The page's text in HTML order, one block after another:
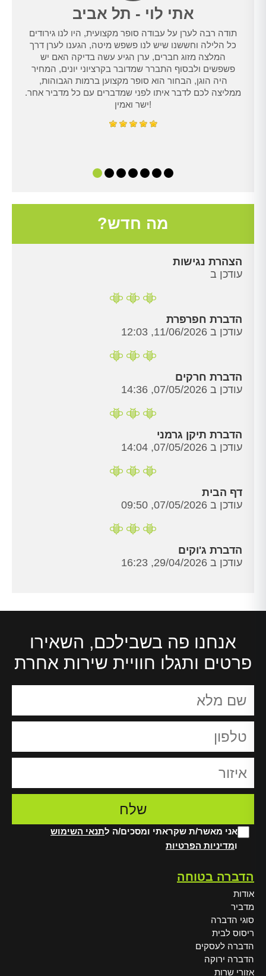
אתי לוי - תל אביב
תודה רבה לערן על עבודה סופר מקצועית, היו לנו גירודים
כל הלילה וחששנו שיש לנו פשפש מיטה, הגענו לערן דרך
המלצה מזוג חברים, ערן הגיע עשה בדיקה האם יש
פשפשים ולבסוף התברר שמדובר בקרציוני יונים, המחיר
היה הוגן, הבחור הוא סופר מקצוען ברמות הגבוהות,
ממליצה לכם לדבר איתו לפני שמדברים עם כל מדביר אחר.
ישר ואמין!
מה חדש?
הצהרת נגישות
עודכן ב
הדברת חפרפרת
עודכן ב 11/06/2026, 12:03
הדברת חרקים
עודכן ב 07/05/2026, 14:36
הדברת תיקן גרמני
עודכן ב 07/05/2026, 14:04
דף הבית
עודכן ב 07/05/2026, 09:50
הדברת ג'וקים
עודכן ב 29/04/2026, 16:23
אנחנו פה בשבילכם, השאירו
פרטים ותגלו חוויית שירות אחרת
אני מאשר/ת שקראתי ומסכים/ה לתנאי השימוש
ומדיניות הפרטיות
הדברה בטוחה
אודות
מדביר
סוגי הדברה
ריסוס לבית
הדברה לעסקים
הדברה ירוקה
אזורי שרות